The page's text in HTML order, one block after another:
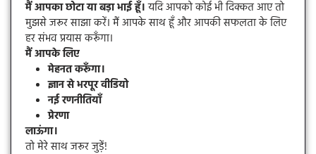
मैं आपका छोटा या बड़ा भाई हूँ।यदि आपको कोई भी दिक्कत आए तो
मुझसे जरूर साझा करें। मैं आपके साथ हूँ और आपकी सफलता के लिए
हर संभव प्रयास करूँगा।
मैं आपके लिए
मेहनत करूँगा।
ज्ञान से भरपूर वीडियो
नई रणनीतियाँ
प्रेरणा
लाऊंगा।
तो मेरे साथ जरूर जुड़ें!